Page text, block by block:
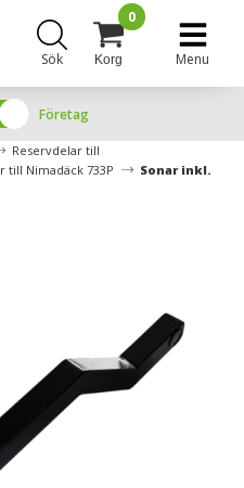
Sök Korg
0
Menu
Företag
Reservdelar till
till Nimadäck 733P
Sonar inkl.